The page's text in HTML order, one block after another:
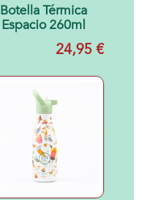
Botella Térmica
Espacio 260ml
24,95 €